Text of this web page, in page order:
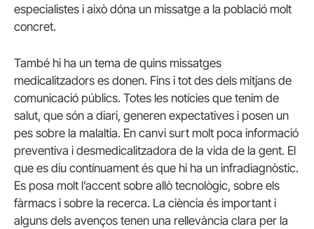
especialistes i això dóna un missatge a la població molt
concret.
També hi ha un tema de quins missatges
medicalitzadors es donen. Fins i tot des dels mitjans de
comunicació públics. Totes les notícies que tenim de
salut, que són a diari, generen expectatives i posen un
pes sobre la malaltia. En canvi surt molt poca informació
preventiva i desmedicalitzadora de la vida de la gent. El
que es diu contínuament és que hi ha un infradiagnòstic.
Es posa molt l’accent sobre allò tecnològic, sobre els
fàrmacs i sobre la recerca. La ciència és important i
alguns dels avenços tenen una rellevància clara per la